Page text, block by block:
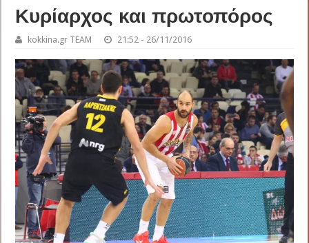
Κυρίαρχος και πρωτοπόρος
kokkina.gr TEAM 21:52 - 26/11/2016